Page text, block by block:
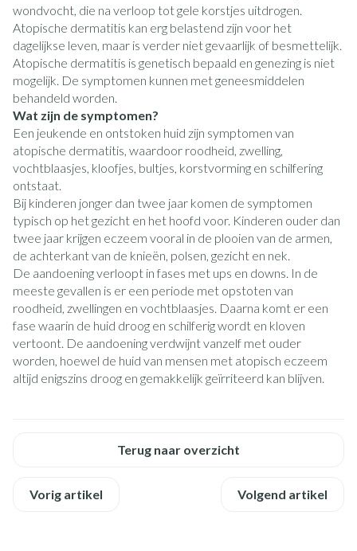
wondvocht, die na verloop tot gele korstjes uitdrogen.
Atopische dermatitis kan erg belastend zijn voor het
dagelijkse leven, maar is verder niet gevaarlijk of besmettelijk.
Atopische dermatitis is genetisch bepaald en genezing is niet
mogelijk. De symptomen kunnen met geneesmiddelen
behandeld worden.
Wat zijn de symptomen?
Een jeukende en ontstoken huid zijn symptomen van
atopische dermatitis, waardoor roodheid, zwelling,
vochtblaasjes, kloofjes, bultjes, korstvorming en schilfering
ontstaat.
Bij kinderen jonger dan twee jaar komen de symptomen
typisch op het gezicht en het hoofd voor. Kinderen ouder dan
twee jaar krijgen eczeem vooral in de plooien van de armen,
de achterkant van de knieën, polsen, gezicht en nek.
De aandoening verloopt in fases met ups en downs. In de
meeste gevallen is er een periode met opstoten van
roodheid, zwellingen en vochtblaasjes. Daarna komt er een
fase waarin de huid droog en schilferig wordt en kloven
vertoont. De aandoening verdwijnt vanzelf met ouder
worden, hoewel de huid van mensen met atopisch eczeem
altijd enigszins droog en gemakkelijk geïrriteerd kan blijven.
Terug naar overzicht
Vorig artikel Volgend artikel